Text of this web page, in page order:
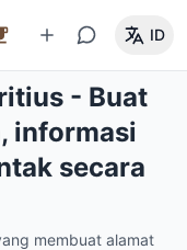
ID
- Buat
informasi
secara
membuat alamat